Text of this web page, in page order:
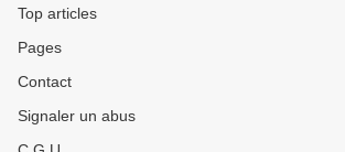
Top articles
Pages
Contact
Signaler un abus